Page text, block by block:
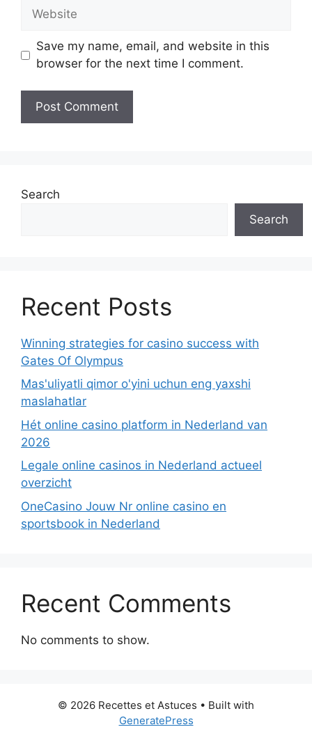
Website
Save my name, email, and website in this
browser for the next time I comment.
Search
Search
Recent Posts
Winning strategies for casino success with
Gates Of Olympus
Mas'uliyatli qimor o'yini uchun eng yaxshi
maslahatlar
Hét online casino platform in Nederland van
2026
Legale online casinos in Nederland actueel
overzicht
OneCasino Jouw Nr online casino en
sportsbook in Nederland
Recent Comments
No comments to show.
© 2026 Recettes et Astuces • Built with
GeneratePress